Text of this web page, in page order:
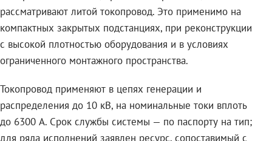
рассматривают литой токопровод. Это применимо на
компактных закрытых подстанциях, при реконструкции
с высокой плотностью оборудования и в условиях
ограниченного монтажного пространства.
Токопровод применяют в цепях генерации и
распределения до 10 кВ, на номинальные токи вплоть
до 6300 А. Срок службы системы — по паспорту на тип;
для ряда исполнений заявлен ресурс, сопоставимый с